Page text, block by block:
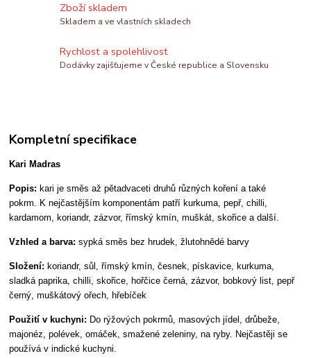
Zboží skladem
Skladem a ve vlastních skladech
Rychlost a spolehlivost
Dodávky zajišťujeme v České republice a Slovensku
Kompletní specifikace
Kari Madras
Popis: kari je směs až pětadvaceti druhů různých koření a také
pokrm. K nejčastějším komponentám patří kurkuma, pepř, chilli,
kardamom, koriandr, zázvor, římský kmín, muškát, skořice a další.
Vzhled a barva: sypká směs bez hrudek, žlutohnědé barvy
Složení: koriandr, sůl, římský kmín, česnek, pískavice, kurkuma,
sladká paprika, chilli, skořice, hořčice černá, zázvor, bobkový list, pepř
černý, muškátový ořech, hřebíček
Použití v kuchyni: Do rýžových pokrmů, masových jídel, drůbeže,
majonéz, polévek, omáček, smažené zeleniny, na ryby. Nejčastěji se
používá v indické kuchyni.